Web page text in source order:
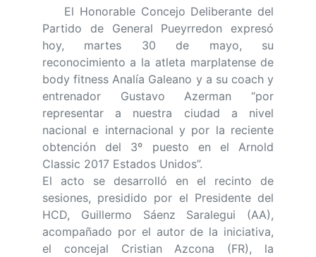
El Honorable Concejo Deliberante del
Partido de General Pueyrredon expresó
hoy, martes 30 de mayo, su
reconocimiento a la atleta marplatense de
body fitness Analía Galeano y a su coach y
entrenador Gustavo Azerman “por
representar a nuestra ciudad a nivel
nacional e internacional y por la reciente
obtención del 3º puesto en el Arnold
Classic 2017 Estados Unidos”.
El acto se desarrolló en el recinto de
sesiones, presidido por el Presidente del
HCD, Guillermo Sáenz Saralegui (AA),
acompañado por el autor de la iniciativa,
el concejal Cristian Azcona (FR), la